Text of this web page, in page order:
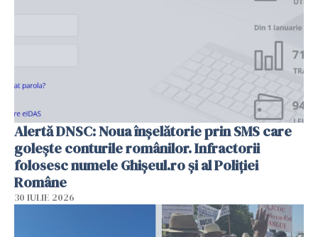
Alertă DNSC: Noua înșelătorie prin SMS care
golește conturile românilor. Infractorii
folosesc numele Ghișeul.ro și al Poliției
Române
30 IULIE 2026